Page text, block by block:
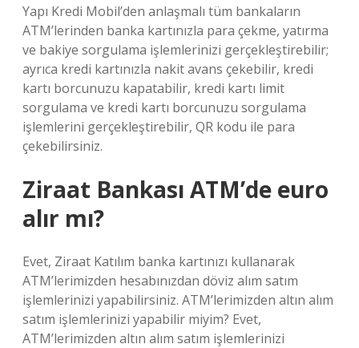
Yapı Kredi Mobil’den anlaşmalı tüm bankaların
ATM’lerinden banka kartınızla para çekme, yatırma
ve bakiye sorgulama işlemlerinizi gerçekleştirebilir;
ayrıca kredi kartınızla nakit avans çekebilir, kredi
kartı borcunuzu kapatabilir, kredi kartı limit
sorgulama ve kredi kartı borcunuzu sorgulama
işlemlerini gerçekleştirebilir, QR kodu ile para
çekebilirsiniz.
Ziraat Bankası ATM’de euro
alır mı?
Evet, Ziraat Katılım banka kartınızı kullanarak
ATM’lerimizden hesabınızdan döviz alım satım
işlemlerinizi yapabilirsiniz. ATM’lerimizden altın alım
satım işlemlerinizi yapabilir miyim? Evet,
ATM’lerimizden altın alım satım işlemlerinizi